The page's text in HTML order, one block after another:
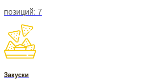
позиций: 7
Закуски